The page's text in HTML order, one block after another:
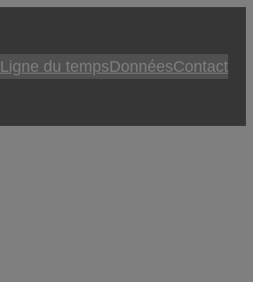
Ligne du tempsDonnéesContact